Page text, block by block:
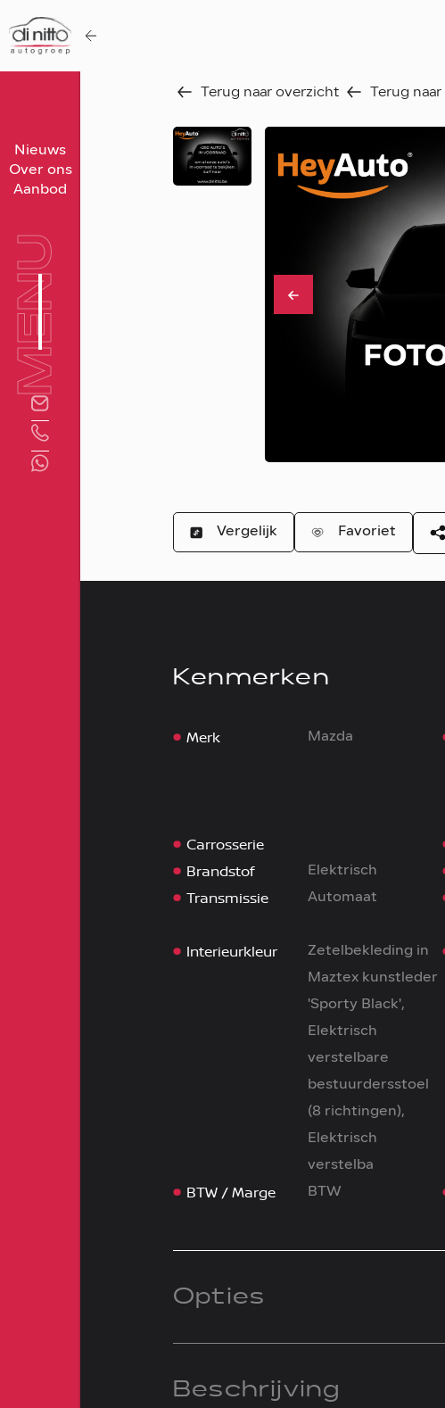
Nieuws
Over ons
Aanbod
MENU
Home
Nieuws
Terug naar overzicht Terug
Vergelijk Favoriet
Kenmerken
Merk Mazda
Carrosserie
Brandstof Elektrisch
Transmissie Automaat
Interieurkleur
Zetelbekleding in
Maztex kunstleder
'Sporty Black',
Elektrisch
verstelbare
bestuurdersstoel
(8 richtingen),
Elektrisch
verstelba
BTW / Marge BTW
Opties
Beschrijving